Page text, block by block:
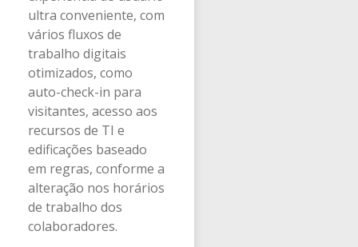
ultra conveniente, com
vários fluxos de
trabalho digitais
otimizados, como
auto-check-in para
visitantes, acesso aos
recursos de TI e
edificações baseado
em regras, conforme a
alteração nos horários
de trabalho dos
colaboradores.